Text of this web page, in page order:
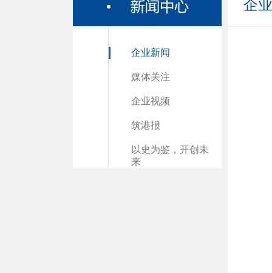
企业新闻
媒体关注
企业视频
筑港报
以史为鉴，开创未
来
企